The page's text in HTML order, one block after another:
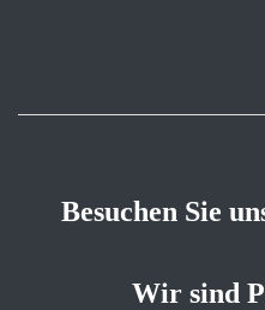
Besuchen Sie
Wir sind